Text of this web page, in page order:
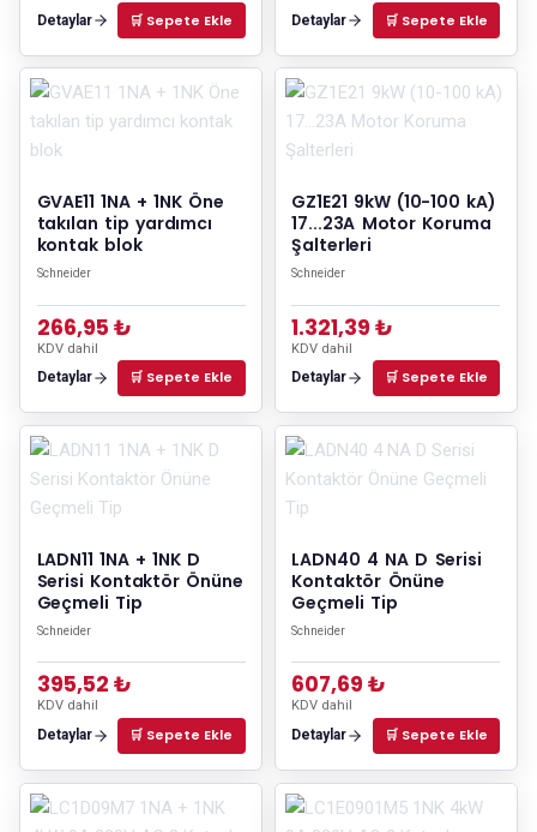
Detaylar 🛒 Sepete Ekle Detaylar 🛒 Sepete Ekle
GVAE11 1NA + 1NK Öne
takılan tip yardımcı
kontak blok
Schneider
266,95 ₺
KDV dahil
Detaylar 🛒 Sepete Ekle
GZ1E21 9kW (10-100 kA)
17...23A Motor Koruma
Şalterleri
Schneider
1.321,39 ₺
KDV dahil
Detaylar 🛒 Sepete Ekle
LADN11 1NA + 1NK D
Serisi Kontaktör Önüne
Geçmeli Tip
Schneider
395,52 ₺
KDV dahil
Detaylar 🛒 Sepete Ekle
LADN40 4 NA D Serisi
Kontaktör Önüne
Geçmeli Tip
Schneider
607,69 ₺
KDV dahil
Detaylar 🛒 Sepete Ekle